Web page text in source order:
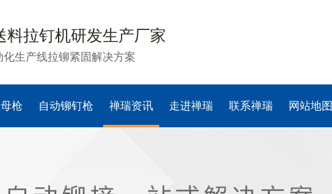
料拉钉机研发生产厂家
化生产线拉铆紧固解决方案
枪 自动铆钉枪 禅瑞资讯 走进禅瑞 联系禅瑞 网站地图